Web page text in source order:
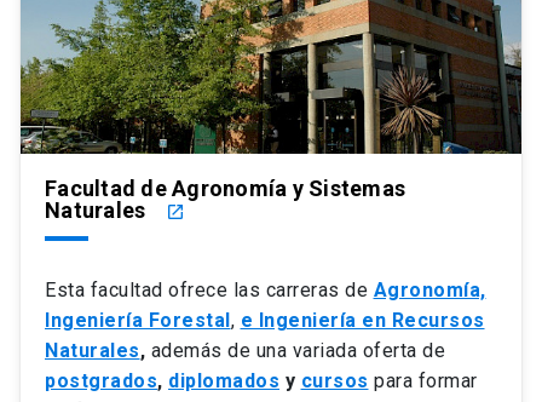
Facultad de Agronomía y Sistemas
Naturales
launch
Esta facultad ofrece las carreras de Agronomía,
Ingeniería Forestal , e Ingeniería en Recursos
Naturales, además de una variada oferta de
postgrados, diplomados y cursos para formar